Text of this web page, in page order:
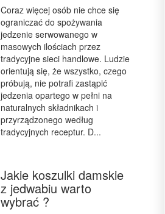
Coraz więcej osób nie chce się
ograniczać do spożywania
jedzenie serwowanego w
masowych ilościach przez
tradycyjne sieci handlowe. Ludzie
orientują się, że wszystko, czego
próbują, nie potrafi zastąpić
jedzenia opartego w pełni na
naturalnych składnikach i
przyrządzonego według
tradycyjnych receptur. D...
Jakie koszulki damskie
z jedwabiu warto
wybrać ?